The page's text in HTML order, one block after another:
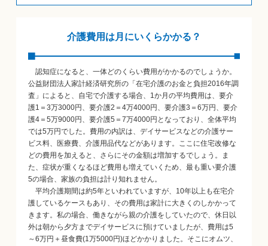
介護費用は月にいくらかかる？
認知症になると、一体どのくらい費用がかかるのでしょうか。
公益財団法人家計経済研究所の「在宅介護のお金と負担2016年調
査」によると、自宅で介護する場合、1か月の平均費用は、要介
護1＝3万3000円、要介護2＝4万4000円、要介護3＝6万円、要介
護4＝5万9000円、要介護5＝7万4000円となっており、全体平均
では5万円でした。費用の内訳は、デイサービスなどの介護サー
ビス料、医療費、介護用品代などがあります。ここに住宅改修な
どの費用を加えると、さらにその金額は増加するでしょう。ま
た、症状が重くなるほど費用も増えていくため、最も重い要介護
5の場合、家族の負担は計り知れません。
平均介護期間は約5年といわれていますが、10年以上も在宅介
護しているケースもあり、その費用は家計に大きくのしかかって
きます。私の場合、働きながら親の介護をしていたので、休日以
外は朝から夕方までデイサービスに預けていましたが、費用は5
～6万円＋昼食費(1万5000円)ほどかかりました。そこにオムツ、